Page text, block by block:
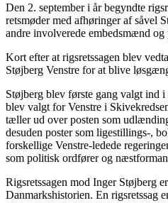
Den 2. september i år begyndte
retsmøder med afhøringer af såvel
andre involverede embedsmænd og
Kort efter at rigsretssagen blev
Støjberg Venstre for at blive
Støjberg blev første gang valgt ind
blev valgt for Venstre i
tæller ud over posten som
desuden poster som ligestillings-,
forskellige Venstre-ledede
som politisk ordfører og
Rigsretssagen mod Inger Støjberg
Danmarkshistorien. En rigsretssag